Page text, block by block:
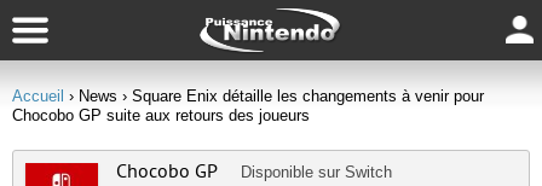
Accueil › News › Square Enix détaille les changements à venir pour
Chocobo GP suite aux retours des joueurs
Chocobo GP Disponible sur Switch